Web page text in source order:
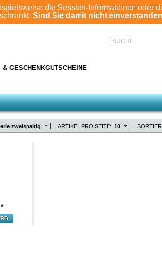
die Session-Informationen oder
Sind Sie damit nicht
ANMELDEN
& GESCHENKGUTSCHEINE
SUCHE
ARTIKEL PRO SEITE: 10
zweispaltig